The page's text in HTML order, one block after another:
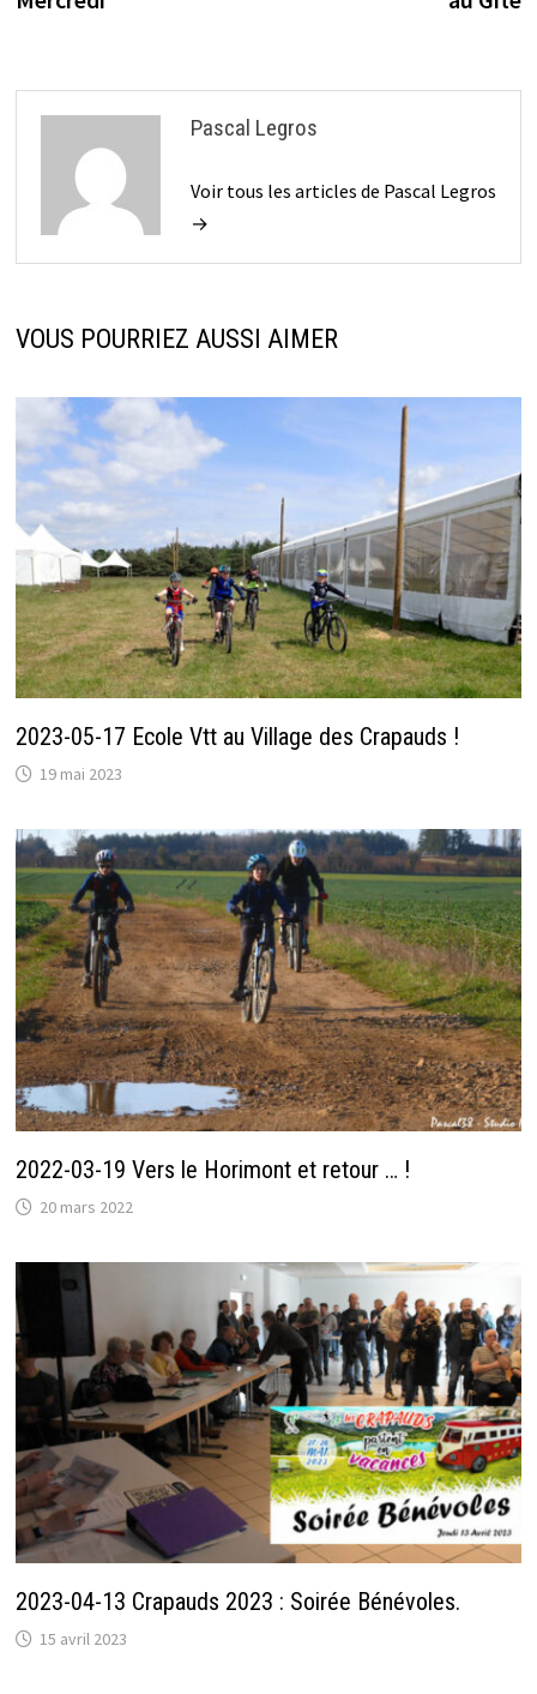
Pascal Legros
Voir tous les articles de Pascal Legros
→
VOUS POURRIEZ AUSSI AIMER
2023-05-17 Ecole Vtt au Village des Crapauds !
19 mai 2023
2022-03-19 Vers le Horimont et retour … !
20 mars 2022
2023-04-13 Crapauds 2023 : Soirée Bénévoles.
15 avril 2023